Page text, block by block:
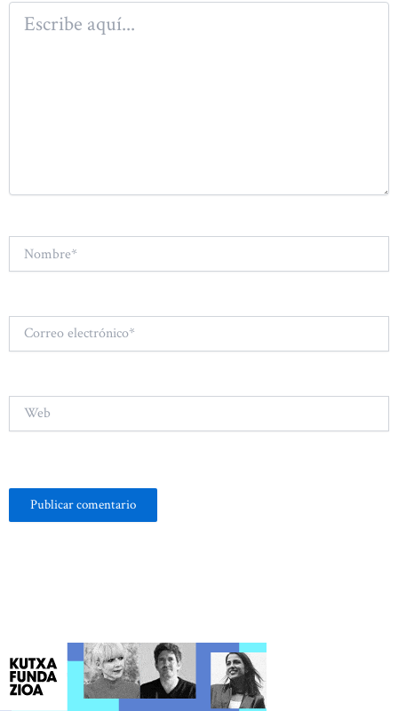
Escribe
aquí...
Correo
electrónico*
Web